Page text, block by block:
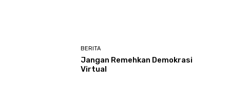
BERITA
Jangan Remehkan Demokrasi
Virtual